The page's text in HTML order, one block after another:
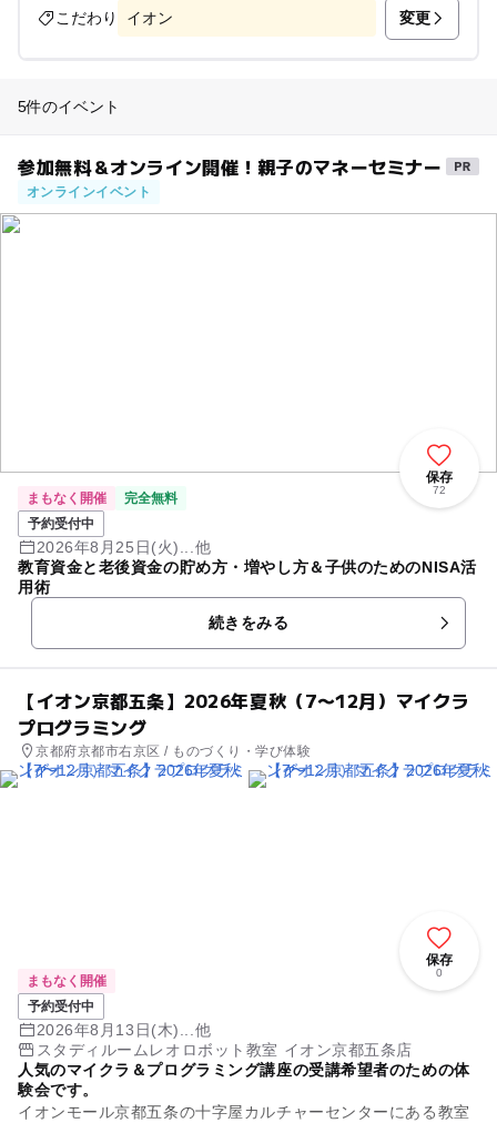
こだわり イオン 変更
5件のイベント
参加無料＆オンライン開催！親子のマネーセミナー
オンラインイベント
保存
72
まもなく開催
完全無料
予約受付中
2026年8月25日(火)...他
教育資金と老後資金の貯め方・増やし方＆子供のためのNISA活
用術
続きをみる
【イオン京都五条】2026年夏秋（7〜12月）マイクラ
プログラミング
京都府京都市右京区 / ものづくり・学び体験
保存
0
まもなく開催
予約受付中
2026年8月13日(木)...他
スタディルームレオロボット教室 イオン京都五条店
人気のマイクラ＆プログラミング講座の受講希望者のための体
験会です。
イオンモール京都五条の十字屋カルチャーセンターにある教室